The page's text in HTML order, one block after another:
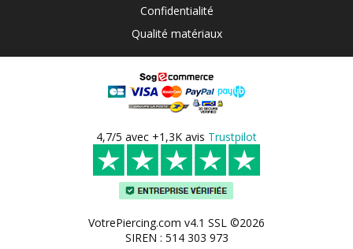
Confidentialité
Qualité matériaux
4,7/5 avec +1,3K avis Trustpilot
VotrePiercing.com v4.1 SSL ©2026
SIREN : 514 303 973